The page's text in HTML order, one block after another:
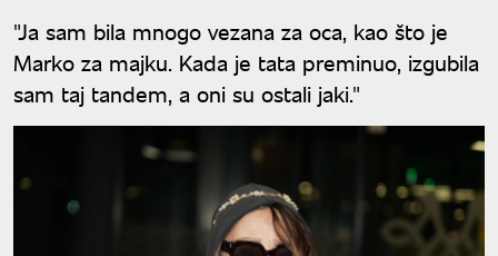
"Ja sam bila mnogo vezana za oca, kao što je
Marko za majku. Kada je tata preminuo, izgubila
sam taj tandem, a oni su ostali jaki."